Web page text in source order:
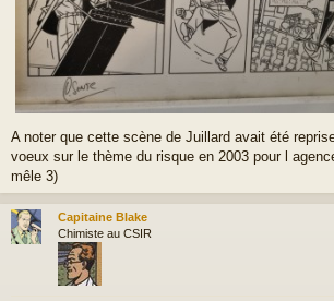
A noter que cette scène de Juillard avait été
voeux sur le thème du risque en 2003 pour l
mêle 3)
Capitaine Blake
Chimiste au CSIR